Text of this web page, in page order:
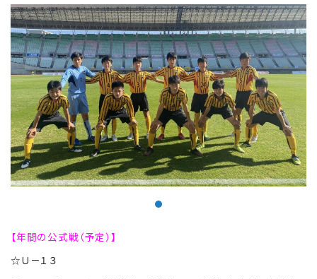
Course コース紹介
School Life 学校生活
Education 特色ある教育
【年間の公式戦（予定）】
☆Ｕ－１３